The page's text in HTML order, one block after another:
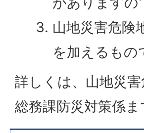
山地災害危険
を加えるもの
詳しくは、山地災
総務課防災対策係